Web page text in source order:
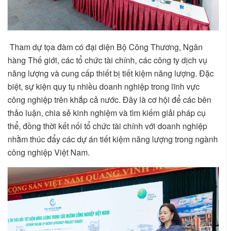
Tham dự tọa đàm có đại diện Bộ Công Thương, Ngân
hàng Thế giới, các tổ chức tài chính, các công ty dịch vụ
năng lượng và cung cấp thiết bị tiết kiệm năng lượng. Đặc
biệt, sự kiện quy tụ nhiều doanh nghiệp trong lĩnh vực
công nghiệp trên khắp cả nước. Đây là cơ hội để các bên
thảo luận, chia sẻ kinh nghiệm và tìm kiếm giải pháp cụ
thể, đồng thời kết nối tổ chức tài chính với doanh nghiệp
nhằm thúc đẩy các dự án tiết kiệm năng lượng trong ngành
công nghiệp Việt Nam.